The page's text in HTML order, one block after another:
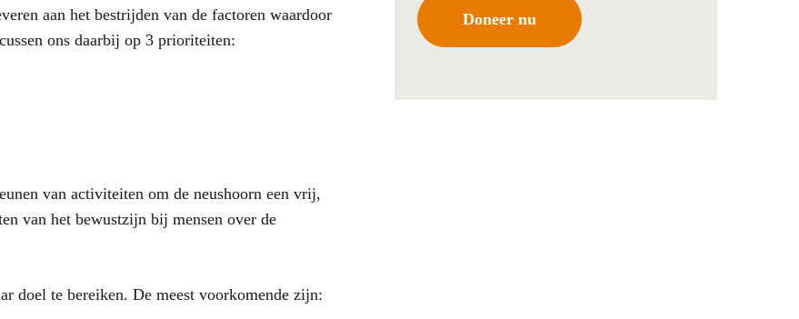
aan het bestrijden van de factoren waardoor
ons daarbij op 3 prioriteiten:
van activiteiten om de neushoorn een vrij,
van het bewustzijn bij mensen over de
doel te bereiken. De meest voorkomende zijn:
Doneer nu